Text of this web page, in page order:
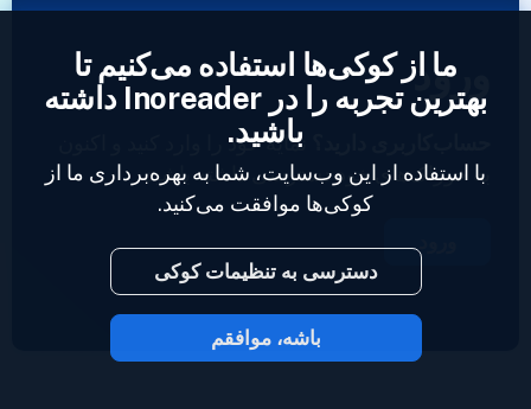
ورود
نمایه خود را وارد کنید و اکنون
به خوراک‌های خود دسترسی داشته باشید.
2023 © Inoreader
ما از کوکی‌ها استفاده می‌کنیم تا
بهترین تجربه را در Inoreader داشته
باشید.
با استفاده از این وب‌سایت، شما به بهره‌برداری ما از
کوکی‌ها موافقت می‌کنید.
دسترسی به تنظیمات کوکی
باشه، موافقم